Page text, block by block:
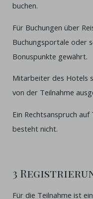
buchen.
Für Buchungen über
Buchungsportale oder
Bonuspunkte gewährt.
Mitarbeiter des Hotels
von der Teilnahme
Ein Rechtsanspruch
besteht nicht.
3
Für die Teilnahme ist